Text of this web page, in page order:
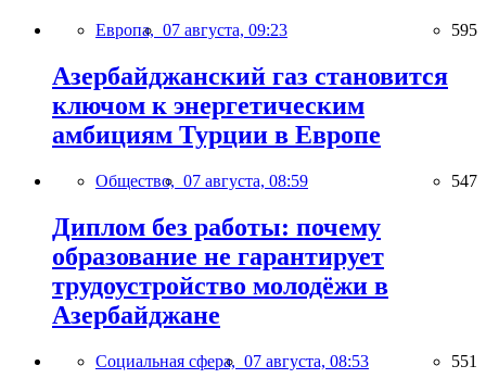
Европа, 07 августа, 09:23 595
Азербайджанский газ становится
ключом к энергетическим
амбициям Турции в Европе
Общество, 07 августа, 08:59 547
Диплом без работы: почему
образование не гарантирует
трудоустройство молодёжи в
Азербайджане
Социальная сфера, 07 августа, 08:53 551